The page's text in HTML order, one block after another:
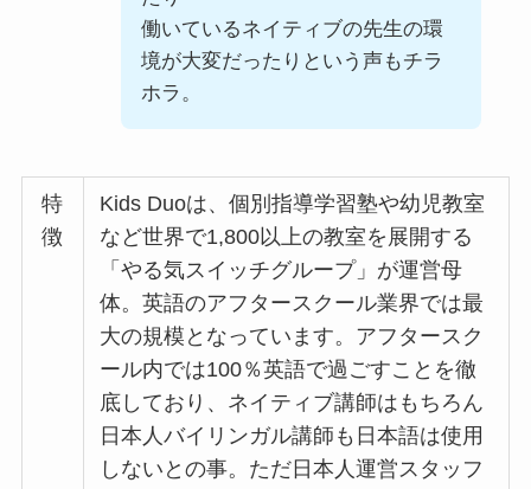
働いているネイティブの先生の環
境が大変だったりという声もチラ
ホラ。
特
徴
Kids Duoは、個別指導学習塾や幼児教室
など世界で1,800以上の教室を展開する
「やる気スイッチグループ」が運営母
体。英語のアフタースクール業界では最
大の規模となっています。アフタースク
ール内では100％英語で過ごすことを徹
底しており、ネイティブ講師はもちろん
日本人バイリンガル講師も日本語は使用
しないとの事。ただ日本人運営スタッフ